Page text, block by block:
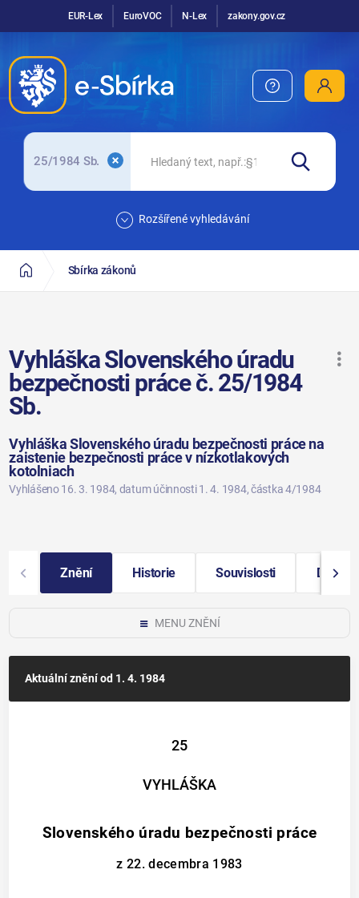
EUR-Lex EuroVOC N-Lex zakony.gov.cz
25/1984 Sb.
Rozšířené vyhledávání
Sbírka zákonů
Vyhláška Slovenského úradu
bezpečnosti práce č. 25/1984
Sb.
Vyhláška Slovenského úradu bezpečnosti práce na
zaistenie bezpečnosti práce v nízkotlakových
kotolniach
Vyhlášeno 16. 3. 1984, datum účinnosti 1. 4. 1984, částka 4/1984
Znění Historie Souvislosti Další
MENU ZNĚNÍ
Aktuální zněníod 1. 4. 1984
25
VYHLÁŠKA
Slovenského úradu bezpečnosti práce
z 22. decembra 1983